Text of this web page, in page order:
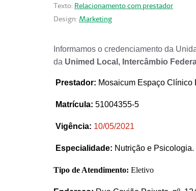
Texto: Relacionamento com prestador
Design: Marketing
Informamos o credenciamento da
da Unimed Local, Intercâmbio
Prestador: Mosaicum Espaço Clínico
Matrícula: 51004355-5
Vigência: 10/05/2021
Especialidade: Nutrição e Psicologia.
Tipo de Atendimento: Eletivo